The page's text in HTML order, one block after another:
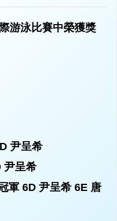
游泳比賽中榮獲獎
尹呈希
尹呈希
軍 6D 尹呈希 6E 唐